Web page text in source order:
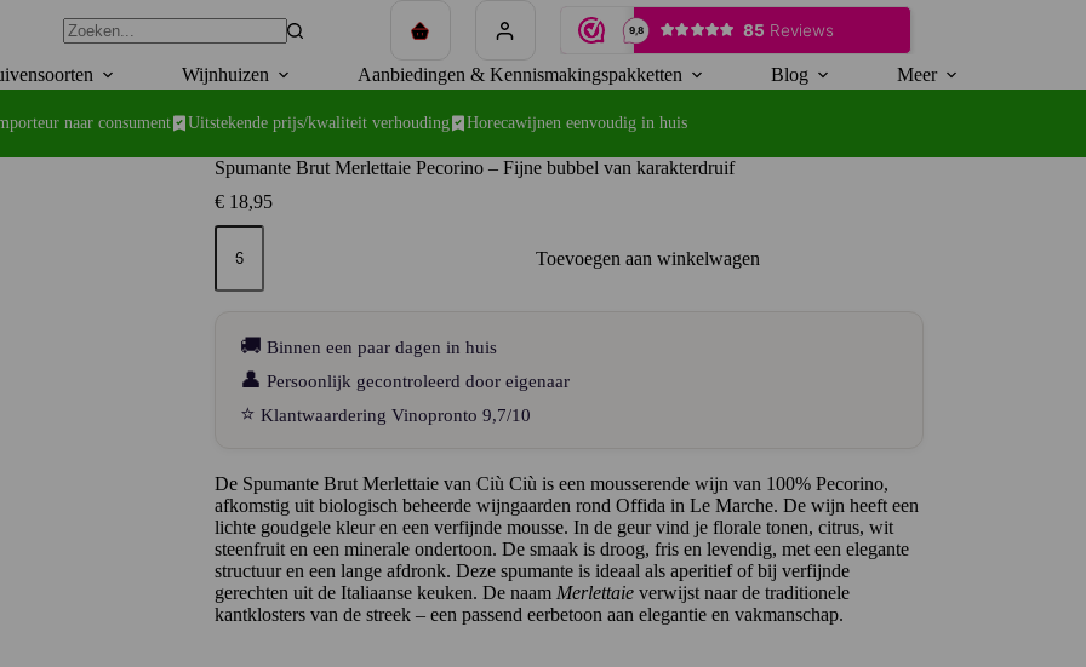
Winkelwagen
Wijnhuizen Aanbiedingen & Kennismakingspakketten Blog Meer
naar consument Uitstekende prijs/kwaliteit verhouding Horecawijnen eenvoudig in huis
Spumante Brut Merlettaie Pecorino – Fijne bubbel van karakterdruif
€18,95
Spumante
Brut
Pecorino
Fijne
bubbel
aantal
Toevoegen aan winkelwagen
🚚 Binnen een paar dagen in huis
👤 Persoonlijk gecontroleerd door eigenaar
⭐ Klantwaardering Vinopronto 9,7/10
De Spumante Brut Merlettaie van Ciù Ciù is een mousserende wijn van 100% Pecorino,
afkomstig uit biologisch beheerde wijngaarden rond Offida in Le Marche. De wijn heeft een
lichte goudgele kleur en een verfijnde mousse. In de geur vind je florale tonen, citrus, wit
steenfruit en een minerale ondertoon. De smaak is droog, fris en levendig, met een elegante
structuur en een lange afdronk. Deze spumante is ideaal als aperitief of bij verfijnde
gerechten uit de Italiaanse keuken. De naam Merlettaieverwijst naar de traditionele
kantklosters van de streek – een passend eerbetoon aan elegantie en vakmanschap.